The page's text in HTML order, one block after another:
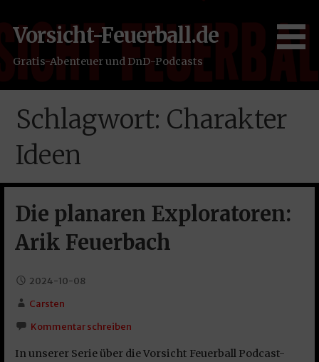
Inhalt
springen
Vorsicht-Feuerball.de
Gratis-Abenteuer und DnD-Podcasts
Schlagwort: Charakter
Ideen
Die planaren Exploratoren:
Arik Feuerbach
2024-10-08
Carsten
Kommentar schreiben
In unserer Serie über die Vorsicht Feuerball Podcast-